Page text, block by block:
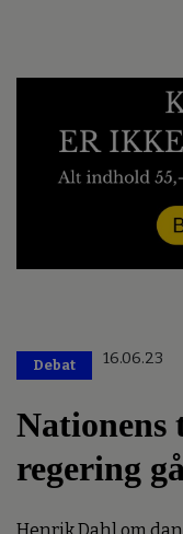
Debat 16.06.23
regering
Henrik Dahl om